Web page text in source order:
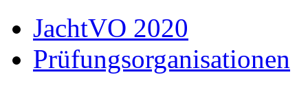
JachtVO 2020
Prüfungsorganisationen